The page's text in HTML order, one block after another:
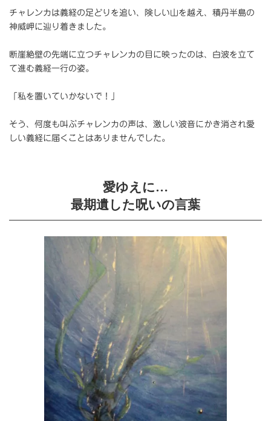
チャレンカは義経の足どりを追い、険しい山を越え、積丹半島の
神威岬に辿り着きました。
断崖絶壁の先端に立つチャレンカの目に映ったのは、白波を立て
て進む義経一行の姿。
「私を置いていかないで！」
そう、何度も叫ぶチャレンカの声は、激しい波音にかき消され愛
しい義経に届くことはありませんでした。
愛ゆえに…
最期遺した呪いの言葉